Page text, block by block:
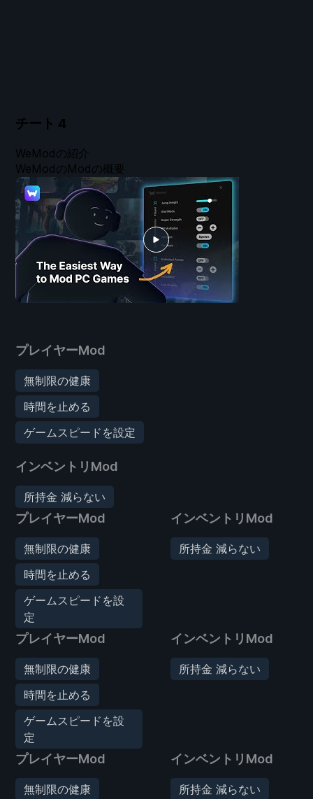
チート 4
プレイヤーMod
無制限の健康
時間を止める
ゲームスピードを設定
インベントリMod
所持金 減らない
プレイヤーMod
無制限の健康
時間を止める
ゲームスピードを設
定
インベントリMod
所持金 減らない
プレイヤーMod
無制限の健康
時間を止める
ゲームスピードを設
定
インベントリMod
所持金 減らない
プレイヤーMod
無制限の健康
インベントリMod
所持金 減らない
WeModの紹介
WeModのModの概要